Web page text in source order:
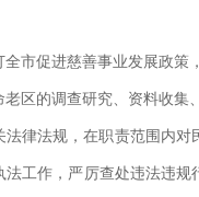
全市促进慈善事业发展政
老区的调查研究、资料收
法律法规，在职责范围内
工作，严厉查处违法违